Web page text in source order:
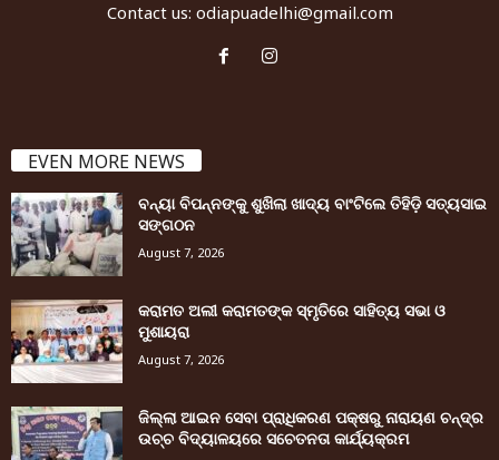
Contact us: odiapuadelhi@gmail.com
EVEN MORE NEWS
ବନ୍ୟା ବିପନ୍ନଙ୍କୁ ଶୁଖିଲା ଖାଦ୍ୟ ବାଂଟିଲେ ତିହିଡି଼ ସତ୍ୟସାଇ
ସଙ୍ଗଠନ
August 7, 2026
କରାମତ ଅଲୀ କରାମତଙ୍କ ସ୍ମୃତିରେ ସାହିତ୍ୟ ସଭା ଓ
ମୁଶାୟରା
August 7, 2026
ଜିଲ୍ଲା ଆଇନ ସେବା ପ୍ରାଧିକରଣ ପକ୍ଷରୁ ନାରାୟଣ ଚନ୍ଦ୍ର
ଉଚ୍ଚ ବିଦ୍ୟାଳୟରେ ସଚେତନତା କାର୍ଯ୍ୟକ୍ରମ